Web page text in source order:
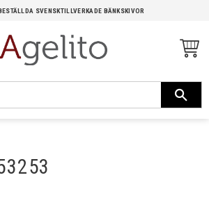
SVENSKTILLVERKADE BÄNKSKIVOR